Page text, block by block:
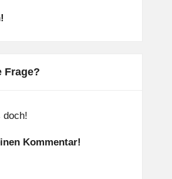
Frage?
doch!
Kommentar!